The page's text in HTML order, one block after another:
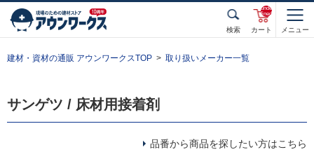
検索 カート
unde
fined
メニュー
建材・資材の通販 アウンワークスTOP 取り扱いメーカー一覧
サンゲツ / 床材用接着剤
品番から商品を探したい方はこちら